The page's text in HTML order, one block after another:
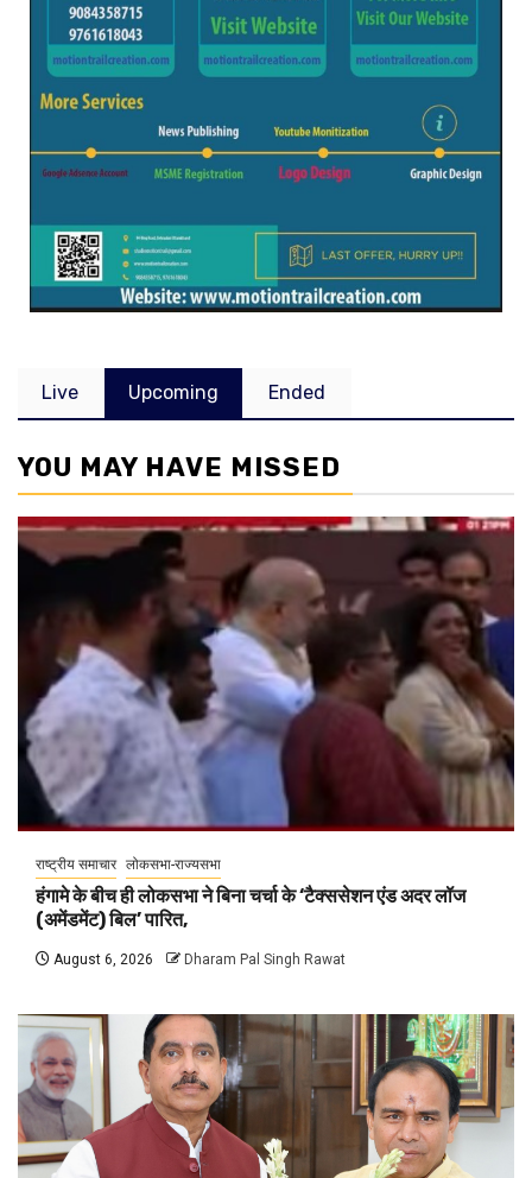
Live Upcoming Ended
YOU MAY HAVE MISSED
राष्ट्रीय समाचार लोकसभा-राज्यसभा
हंगामे के बीच ही लोकसभा ने बिना चर्चा के ‘टैक्ससेशन एंड अदर लॉज
(अमेंडमेंट) बिल’ पारित,
August 6, 2026 Dharam Pal Singh Rawat